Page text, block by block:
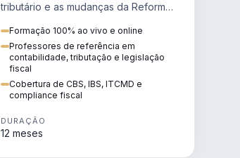
tributário e as mudanças da Reforma
estratégica no novo cenário.
Formação 100% ao vivo e online
Professores de referência em
contabilidade, tributação e legislação
fiscal
Cobertura de CBS, IBS, ITCMD e
compliance fiscal
DURAÇÃO
12 meses